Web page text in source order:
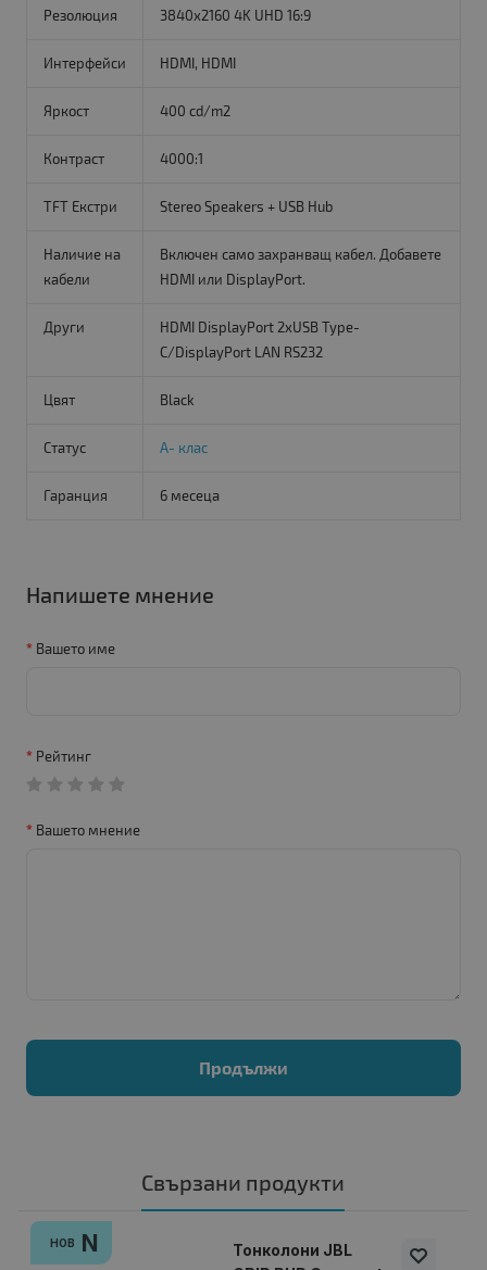
Резолюция 3840x2160 4K UHD 16:9
Интерфейси HDMI, HDMI
Яркост 400 cd/m2
Контраст 4000:1
TFT Екстри Stereo Speakers + USB Hub
Наличие на
кабели
Включен само захранващ кабел. Добавете
HDMI или DisplayPort.
Други
HDMI DisplayPort 2xUSB Type-
C/DisplayPort LAN RS232
Цвят Black
Статус A- клас
Гаранция 6 месеца
Напишете мнение
Вашето име
Рейтинг
Вашето мнение
Продължи
Свързани продукти
НОВ N
Тонколони JBL